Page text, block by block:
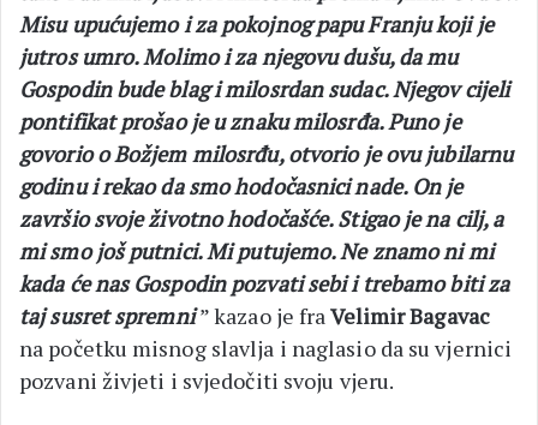
Misu upućujemo i za pokojnog papu Franju koji je
jutros umro. Molimo i za njegovu dušu, da mu
Gospodin bude blag i milosrdan sudac. Njegov cijeli
pontifikat prošao je u znaku milosrđa. Puno je
govorio o Božjem milosrđu, otvorio je ovu jubilarnu
godinu i rekao da smo hodočasnici nade. On je
završio svoje životno hodočašće. Stigao je na cilj, a
mi smo još putnici. Mi putujemo. Ne znamo ni mi
kada će nas Gospodin pozvati sebi i trebamo biti za
taj susret spremni” kazao je fraVelimir Bagavac
na početku misnog slavlja i naglasio da su vjernici
pozvani živjeti i svjedočiti svoju vjeru.